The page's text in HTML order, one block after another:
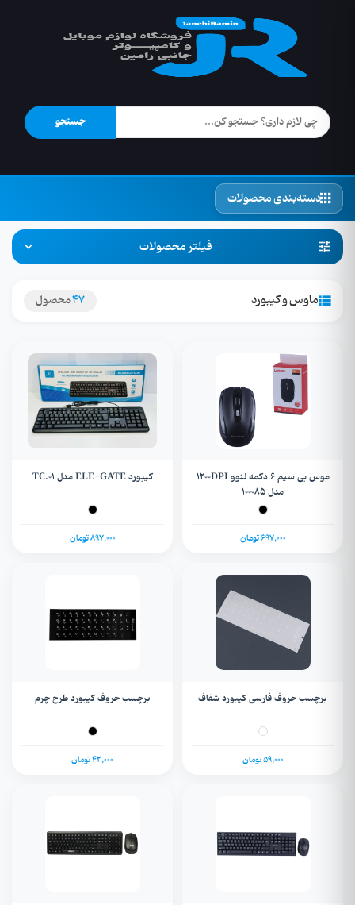
جستجو
دسته‌بندی محصولات
فیلتر محصولات
ماوس و کیبورد 47محصول
موس بی سیم 6 دکمه لنوو 1200DPI
مدل 100085
697,000 تومان
کیبورد ELE-GATE مدل TC.01
897,000 تومان
برچسب حروف فارسی کیبورد شفاف
59,000 تومان
برچسب حروف کیبورد طرح چرم
42,000 تومان